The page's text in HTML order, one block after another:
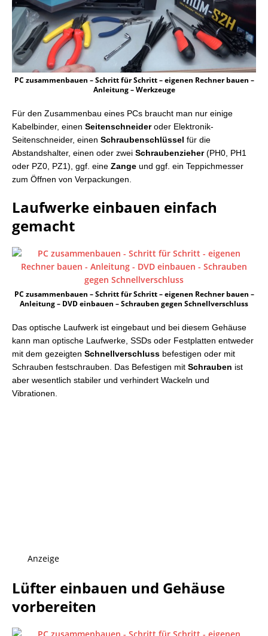
PC zusammenbauen – Schritt für Schritt – eigenen Rechner bauen –
Anleitung – Werkzeuge
Für den Zusammenbau eines PCs braucht man nur einige
Kabelbinder, einen Seitenschneideroder Elektronik-
Seitenschneider, einen Schraubenschlüssel für die
Abstandshalter, einen oder zwei Schraubenzieher(PH0, PH1
oder PZ0, PZ1), ggf. eine Zange und ggf. ein Teppichmesser
zum Öffnen von Verpackungen.
Laufwerke einbauen einfach
gemacht
PC zusammenbauen – Schritt für Schritt – eigenen Rechner bauen –
Anleitung – DVD einbauen – Schrauben gegen Schnellverschluss
Das optische Laufwerk ist eingebaut und bei diesem Gehäuse
kann man optische Laufwerke, SSDs oder Festplatten entweder
mit dem gezeigten Schnellverschluss befestigen oder mit
Schrauben festschrauben. Das Befestigen mit Schrauben ist
aber wesentlich stabiler und verhindert Wackeln und
Vibrationen.
Anzeige
Lüfter einbauen und Gehäuse
vorbereiten